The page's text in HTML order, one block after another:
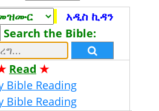
አዲስ ኪዳን
Search the Bible:
Read ★
Bible Reading
Bible Reading